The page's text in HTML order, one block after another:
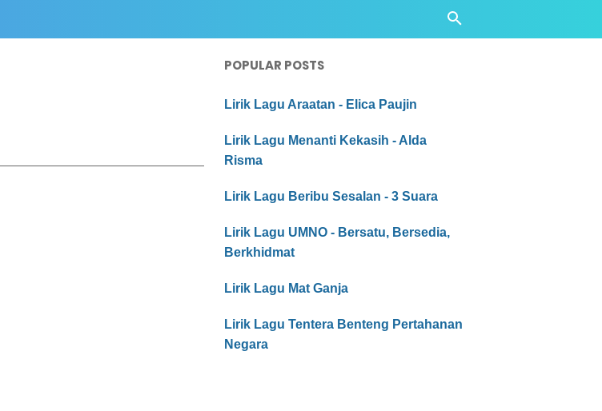
POPULAR POSTS
Lirik Lagu Araatan - Elica Paujin
Lirik Lagu Menanti Kekasih - Alda
Risma
Lirik Lagu Beribu Sesalan - 3 Suara
Lirik Lagu UMNO - Bersatu, Bersedia,
Berkhidmat
Lirik Lagu Mat Ganja
Lirik Lagu Tentera Benteng Pertahanan
Negara